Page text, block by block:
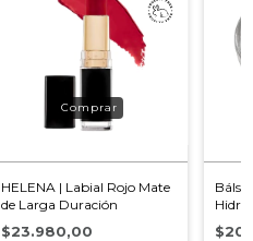
HELENA | Labial Rojo Mate
de Larga Duración
$23.980,00